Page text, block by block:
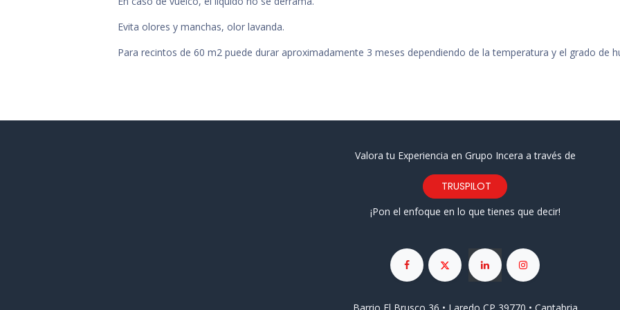
Evita olores y manchas, olor lavanda.
Para recintos de 60 m2 puede durar aproximadamente 3 meses dependiendo de la temperatura y el grado de
Valora tu Experiencia en Grupo Incera a través de
TRUSPILOT
¡Pon el enfoque en lo que tienes que decir!